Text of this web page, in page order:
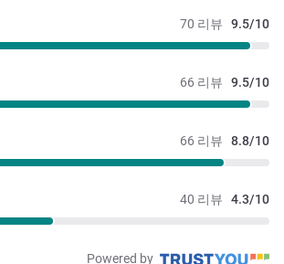
70 리뷰 9.5/10
66 리뷰 9.5/10
66 리뷰 8.8/10
40 리뷰 4.3/10
Powered by